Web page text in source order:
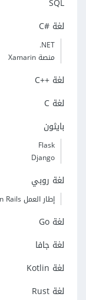
SQL
لغة C#‎
‎.NET
منصة Xamarin
لغة C++‎
لغة C
بايثون
Flask
Django
لغة روبي
إطار العمل Ruby on Rails
لغة Go
لغة جافا
لغة Kotlin
لغة Rust